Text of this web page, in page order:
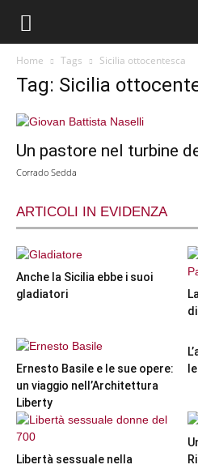
Home Tags Sicilia ottocentesca
Tag: Sicilia
Un pastore nel turbine
Corrado Sedda
ARTICOLI IN EVIDENZA
Anche la Sicilia ebbe i suoi
gladiatori
Ernesto Basile e le sue opere:
un viaggio nell’Architettura
Liberty
Libertà sessuale nella